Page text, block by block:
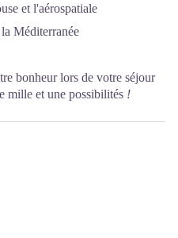
et l'aérospatiale
Méditerranée
bonheur lors de votre séjour
mille et une possibilités !